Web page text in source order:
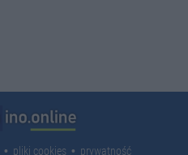
pliki cookies
prywatność